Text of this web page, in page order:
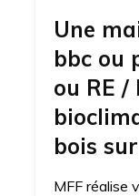
Une
bbc ou
ou RE /
bois
MFF réalise